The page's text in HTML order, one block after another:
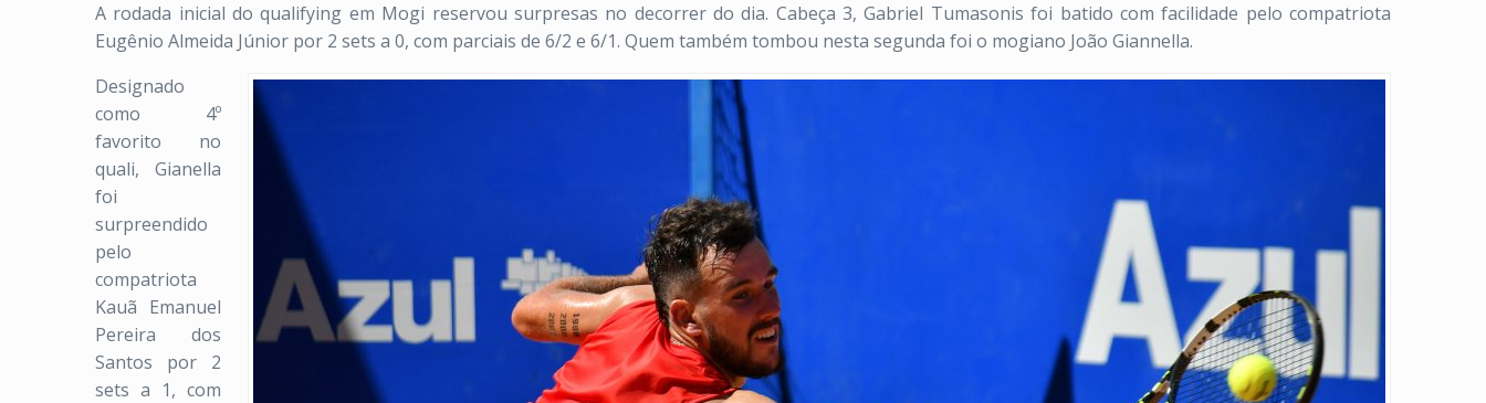
A rodada inicial do qualifying em Mogi reservou surpresas no decorrer do dia. Cabeça 3, Gabriel Tumasonis foi batido com facilidade pelo compatriota
Eugênio Almeida Júnior por 2 sets a 0, com parciais de 6/2 e 6/1. Quem também tombou nesta segunda foi o mogiano João Giannella.
Designado
como 4º
favorito no
quali, Gianella
foi
surpreendido
pelo
compatriota
Kauã Emanuel
Pereira dos
Santos por 2
sets a 1, com